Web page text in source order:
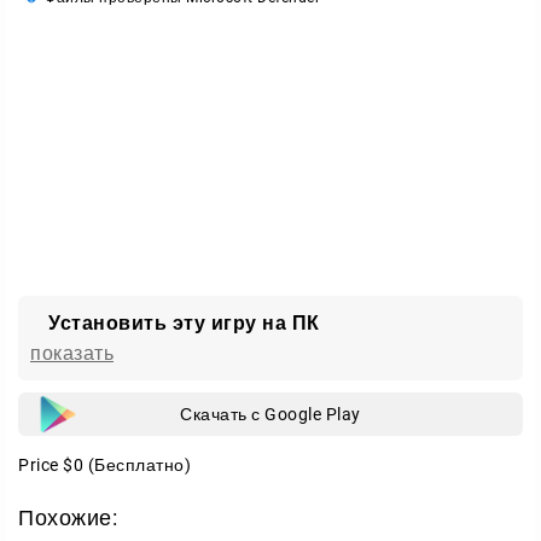
Боевая система
Атаки вблизи и на расстоянии
возможность атаковать соперников прямо во время
гонки. Если враг подходит слишком близко, можно
Установить эту игру на ПК
показать
Скачать с Google Play
Price $0 (Бесплатно)
Похожие: